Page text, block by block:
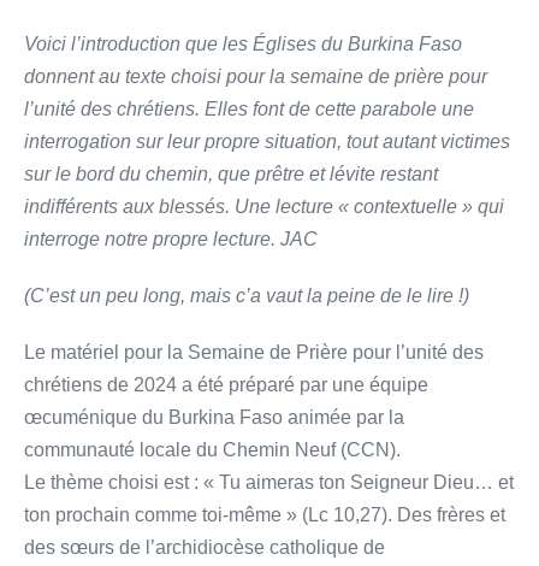
Voici l’introduction que les Églises du Burkina Faso
donnent au texte choisi pour la semaine de prière pour
l’unité des chrétiens. Elles font de cette parabole une
interrogation sur leur propre situation, tout autant victimes
sur le bord du chemin, que prêtre et lévite restant
indifférents aux blessés. Une lecture « contextuelle » qui
interroge notre propre lecture. JAC
(C’est un peu long, mais c’a vaut la peine de le lire !)
Le matériel pour la Semaine de Prière pour l’unité des
chrétiens de 2024 a été préparé par une équipe
œcuménique du Burkina Faso animée par la
communauté locale du Chemin Neuf (CCN).
Le thème choisi est : « Tu aimeras ton Seigneur Dieu… et
ton prochain comme toi-même » (Lc 10,27). Des frères et
des sœurs de l’archidiocèse catholique de